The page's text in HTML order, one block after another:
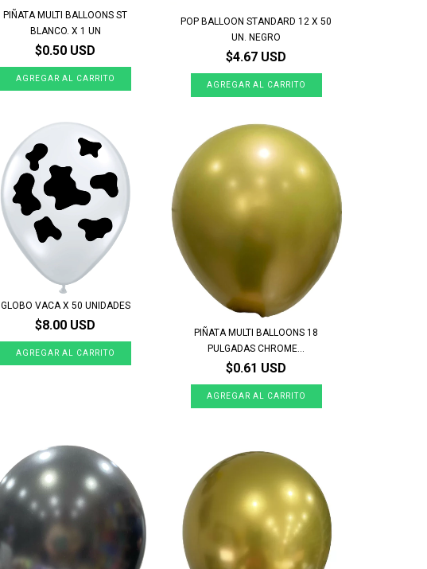
PIÑATA MULTI BALLOONS ST
BLANCO. X 1 UN
$0.50 USD
POP BALLOON STANDARD 12 X 50
UN. NEGRO
$4.67 USD
GLOBO VACA X 50 UNIDADES
$8.00 USD
PIÑATA MULTI BALLOONS 18
PULGADAS CHROME...
$0.61 USD